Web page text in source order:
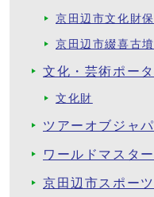
京田辺市文化財
京田辺市綴喜古
文化・芸術ポー
文化財
ツアーオブジャ
ワールドマスタ
京田辺市スポー